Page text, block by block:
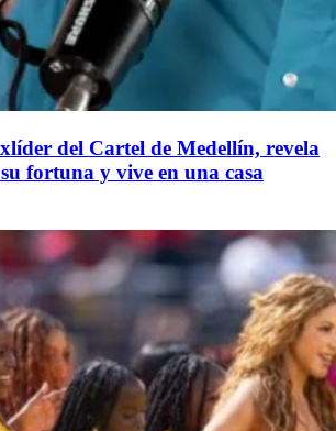
del Cartel de Medellín, revela
fortuna y vive en una casa